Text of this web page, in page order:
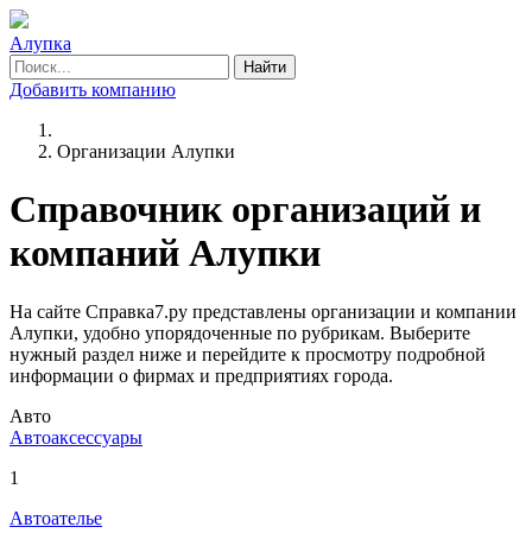
Алупка
Найти
Добавить компанию
Организации Алупки
Справочник организаций и
компаний Алупки
На сайте Справка7.ру представлены организации и компании
Алупки, удобно упорядоченные по рубрикам. Выберите
нужный раздел ниже и перейдите к просмотру подробной
информации о фирмах и предприятиях города.
Авто
Автоаксессуары
1
Автоателье